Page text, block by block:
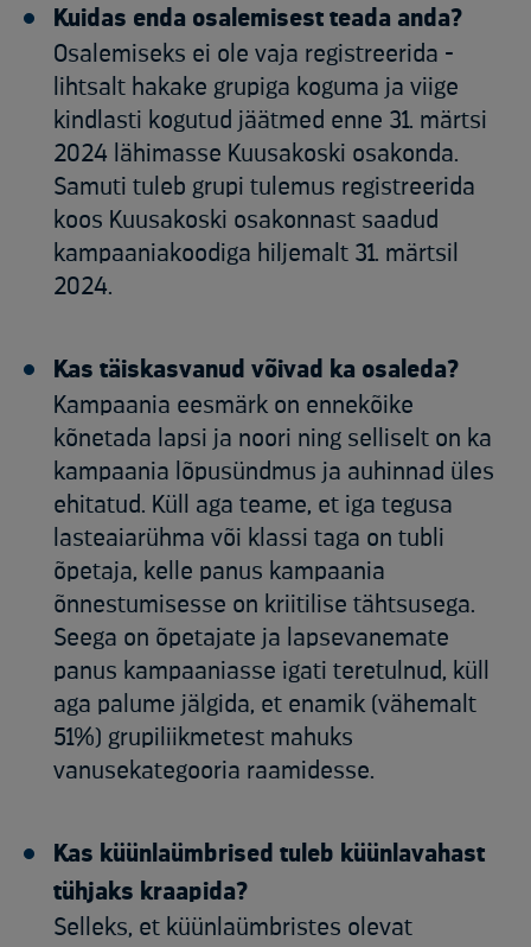
Kuidas enda osalemisest teada anda?
Osalemiseks ei ole vaja registreerida -
lihtsalt hakake grupiga koguma ja viige
kindlasti kogutud jäätmed enne 31. märtsi
2024 lähimasse Kuusakoski osakonda.
Samuti tuleb grupi tulemus registreerida
koos Kuusakoski osakonnast saadud
kampaaniakoodiga hiljemalt 31. märtsil
2024.
Kas täiskasvanud võivad ka osaleda?
Kampaania eesmärk on ennekõike
kõnetada lapsi ja noori ning selliselt on ka
kampaania lõpusündmus ja auhinnad üles
ehitatud. Küll aga teame, et iga tegusa
lasteaiarühma või klassi taga on tubli
õpetaja, kelle panus kampaania
õnnestumisesse on kriitilise tähtsusega.
Seega on õpetajate ja lapsevanemate
panus kampaaniasse igati teretulnud, küll
aga palume jälgida, et enamik (vähemalt
51%) grupiliikmetest mahuks
vanusekategooria raamidesse.
Kas küünlaümbrised tuleb küünlavahast
tühjaks kraapida?
Selleks, et küünlaümbristes olevat